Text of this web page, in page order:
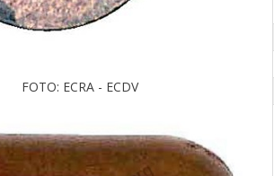
FOTO: ECRA - ECDV